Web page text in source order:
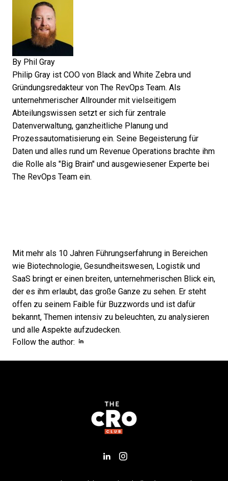
By Phil Gray
Philip Gray ist COO von Black and White Zebra und
Gründungsredakteur von The RevOps Team. Als
unternehmerischer Allrounder mit vielseitigem
Abteilungswissen setzt er sich für zentrale
Datenverwaltung, ganzheitliche Planung und
Prozessautomatisierung ein. Seine Begeisterung für
Daten und alles rund um Revenue Operations brachte ihm
die Rolle als "Big Brain" und ausgewiesener Experte bei
The RevOps Team ein.
Mit mehr als 10 Jahren Führungserfahrung in Bereichen
wie Biotechnologie, Gesundheitswesen, Logistik und
SaaS bringt er einen breiten, unternehmerischen Blick ein,
der es ihm erlaubt, das große Ganze zu sehen. Er steht
offen zu seinem Faible für Buzzwords und ist dafür
bekannt, Themen intensiv zu beleuchten, zu analysieren
und alle Aspekte aufzudecken.
Follow the author: Opens new window
Add us on LinkedIn
Follow us on